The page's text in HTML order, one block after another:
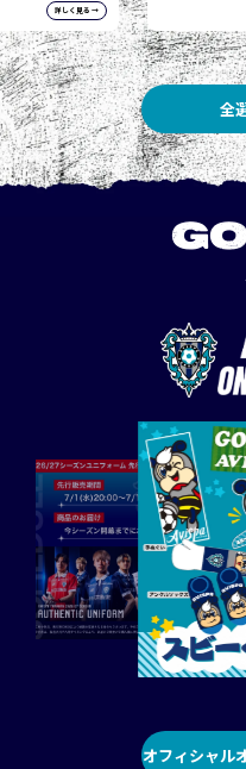
詳しく見る →
全
オフィシャル